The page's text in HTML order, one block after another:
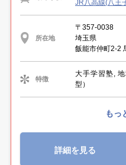
JR八高線(八王
所在地
〒357-0038
埼玉県
飯能市仲町2-2
特徴
大手学習塾,
型）
もっ
詳細を見る